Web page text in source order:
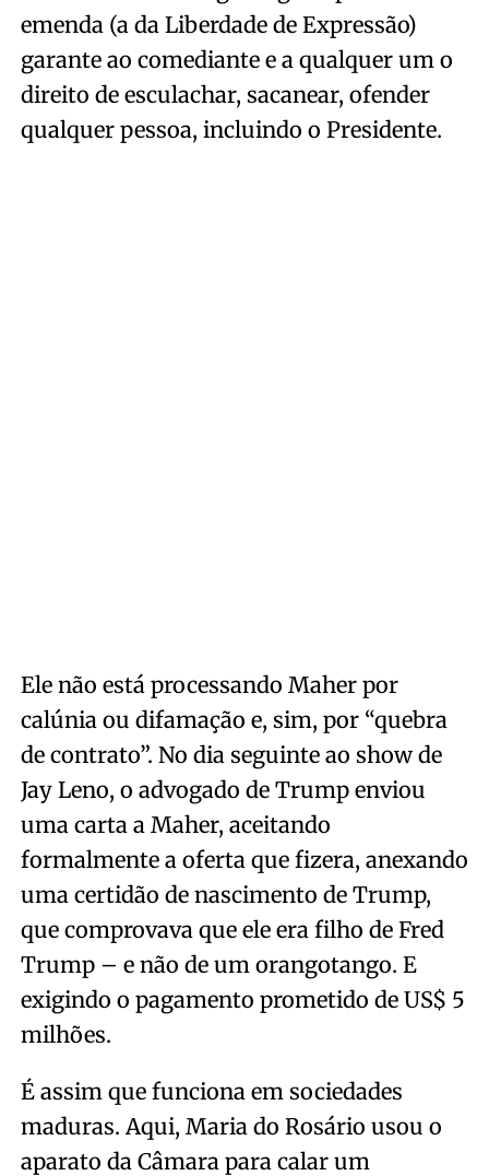
emenda (a da Liberdade de Expressão)
garante ao comediante e a qualquer um o
direito de esculachar, sacanear, ofender
qualquer pessoa, incluindo o Presidente.
Ele não está processando Maher por
calúnia ou difamação e, sim, por “quebra
de contrato”. No dia seguinte ao show de
Jay Leno, o advogado de Trump enviou
uma carta a Maher, aceitando
formalmente a oferta que fizera, anexando
uma certidão de nascimento de Trump,
que comprovava que ele era filho de Fred
Trump – e não de um orangotango. E
exigindo o pagamento prometido de US$ 5
milhões.
É assim que funciona em sociedades
maduras. Aqui, Maria do Rosário usou o
aparato da Câmara para calar um